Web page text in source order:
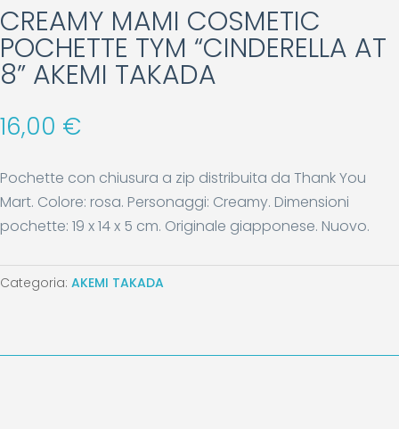
CREAMY MAMI COSMETIC
POCHETTE TYM “CINDERELLA AT
8” AKEMI TAKADA
16,00 €
Pochette con chiusura a zip distribuita da Thank You
Mart. Colore: rosa. Personaggi: Creamy. Dimensioni
pochette: 19 x 14 x 5 cm. Originale giapponese. Nuovo.
Categoria: AKEMI TAKADA